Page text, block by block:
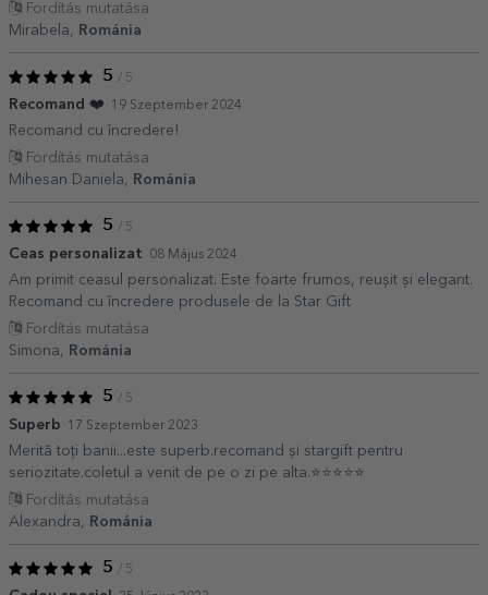
Fordítás mutatása
Mirabela,
Románia
5 / 5
Recomand ❤️ 19 Szeptember 2024
Recomand cu încredere!
Fordítás mutatása
Mihesan Daniela,
Románia
5 / 5
Ceas personalizat 08 Május 2024
Am primit ceasul personalizat. Este foarte frumos, reușit și elegant.
Recomand cu încredere produsele de la Star Gift
Fordítás mutatása
Simona,
Románia
5 / 5
Superb 17 Szeptember 2023
Merită toți banii...este superb.recomand și stargift pentru
seriozitate.coletul a venit de pe o zi pe alta.⭐⭐⭐⭐⭐
Fordítás mutatása
Alexandra,
Románia
5 / 5